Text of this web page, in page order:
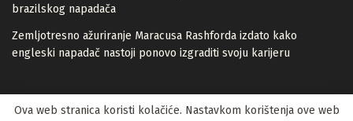
brazilskog napadača
Zemljotresno ažuriranje Maracusa Rashforda izdato kako
engleski napadač nastoji ponovo izgraditi svoju karijeru
Ova web stranica koristi kolačiće. Nastavkom korištenja ove web